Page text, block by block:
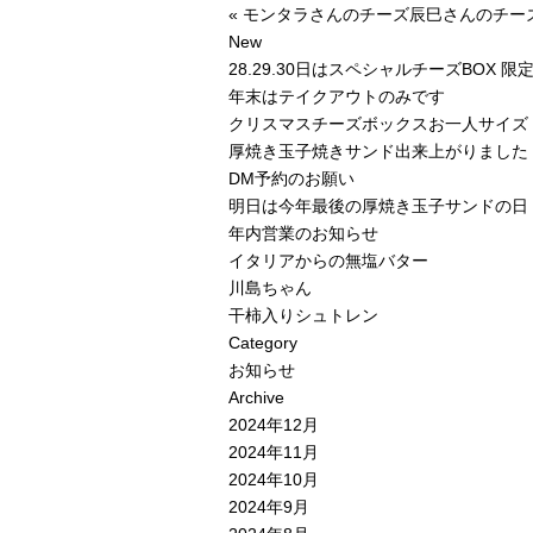
« モンタラさんのチーズ辰巳さんのチー
New
28.29.30日はスペシャルチーズBOX 限
年末はテイクアウトのみです
クリスマスチーズボックスお一人サイズ
厚焼き玉子焼きサンド出来上がりました
DM予約のお願い
明日は今年最後の厚焼き玉子サンドの日
年内営業のお知らせ
イタリアからの無塩バター
川島ちゃん
干柿入りシュトレン
Category
お知らせ
Archive
2024年12月
2024年11月
2024年10月
2024年9月